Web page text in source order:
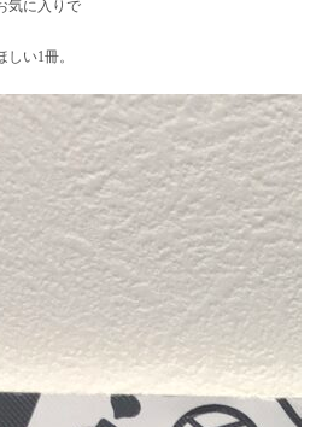
気に入りで
い1冊。